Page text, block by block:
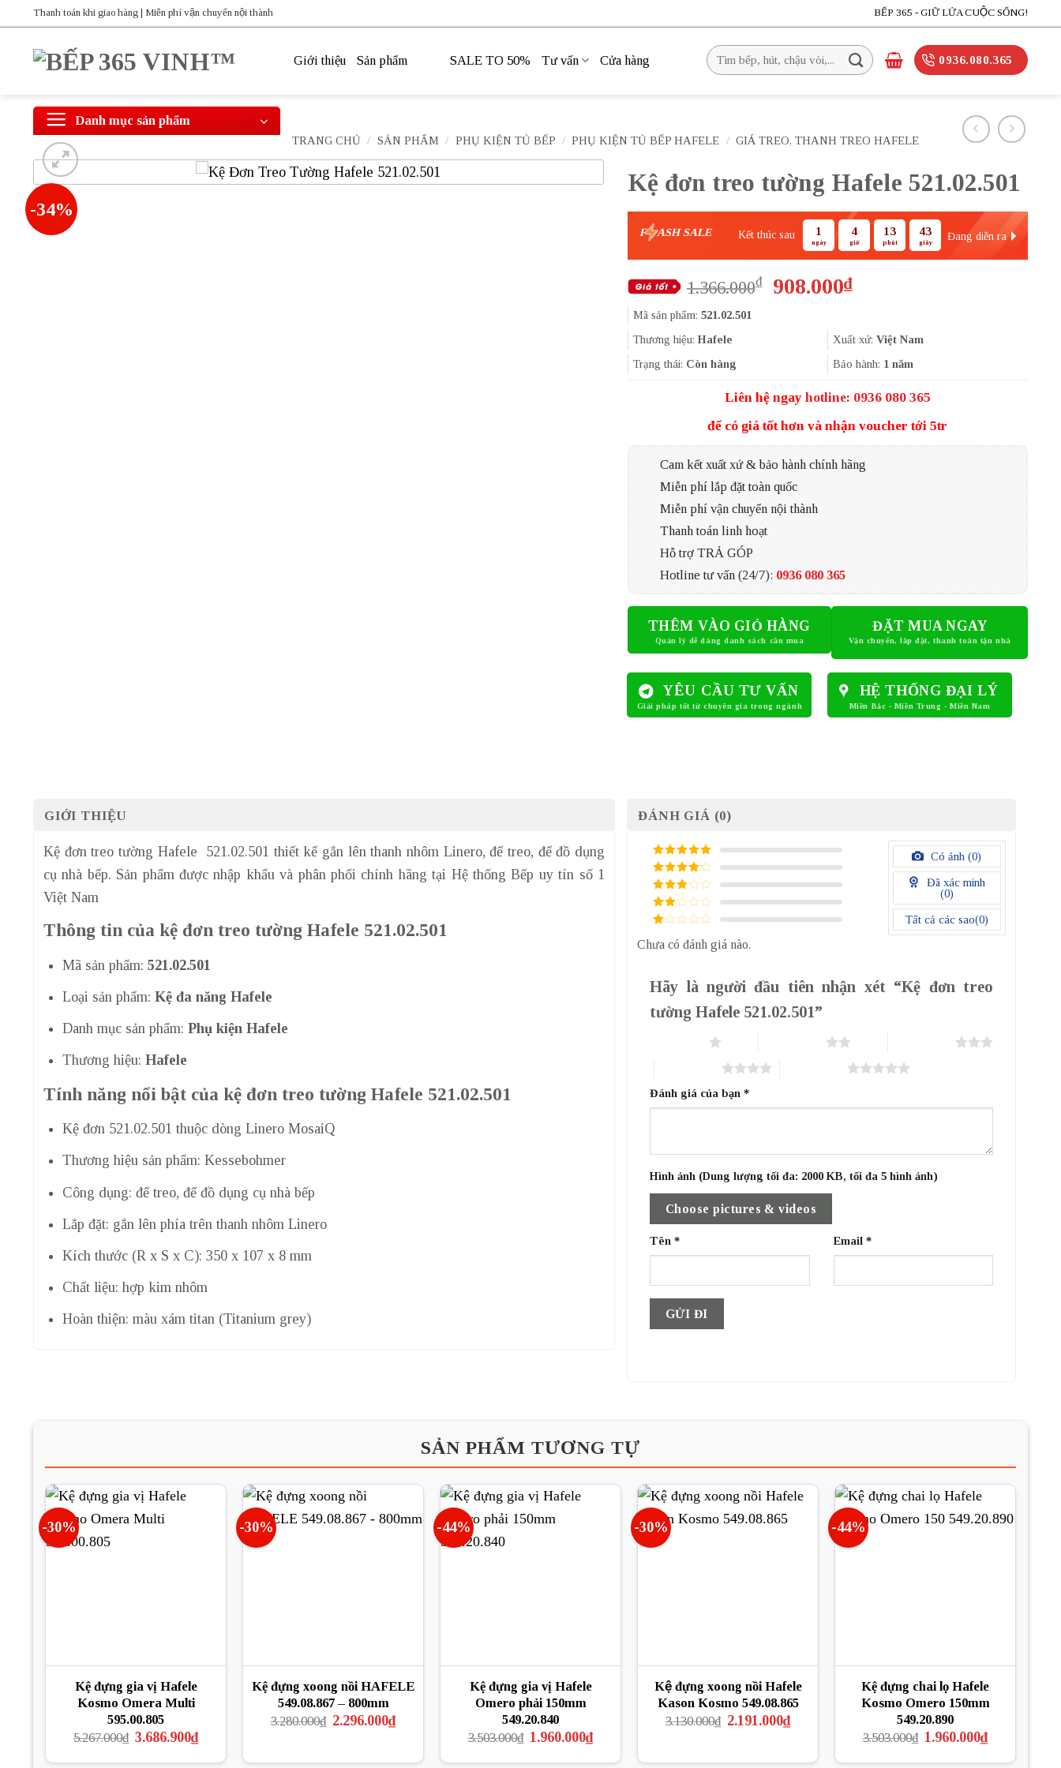
Thanh toán khi giao hàng | Miễn phí vận chuyển nội thành BẾP 365 - GIỮ LỬA CUỘC SỐNG!
Giới thiệu Sản phẩm SALE TO 50% Tư vấn Cửa hàng
Tìm
kiếm:
0936.080.365
Danh mục sản phẩm
TRANG CHỦ / SẢN PHẨM / PHỤ KIỆN TỦ BẾP / PHỤ KIỆN TỦ BẾP HAFELE / GIÁ TREO, THANH TREO HAFELE
-34%
Kệ đơn treo tường Hafele 521.02.501
F ASH SALE Kết thúc sau 1
ngày
4
giờ
13
phút
43
giây
Đang diễn ra
1.366.000₫
Giá
1.366.000₫.
908.000₫Giá
là:
908.000₫.
Mã sản phẩm: 521.02.501
Thương hiệu:Hafele Xuất xứ:Việt Nam
Trạng thái: Còn hàng Bảo hành: 1 năm
Liên hệ ngay hotline: 0936 080 365
để có giá tốt hơn và nhận voucher tới 5tr
Cam kết xuất xứ & bảo hành chính hãng
Miễn phí lắp đặt toàn quốc
Miễn phí vận chuyển nội thành
Thanh toán linh hoạt
Hỗ trợ TRẢ GÓP
Hotline tư vấn (24/7): 0936 080 365
THÊM VÀO GIỎ HÀNG ĐẶT MUA NGAY
YÊU CẦU TƯ VẤN HỆ THỐNG ĐẠI LÝ
GIỚI THIỆU
Kệ đơn treo tường Hafele 521.02.501 thiết kế gắn lên thanh nhôm Linero, để treo, để đồ dụng
cụ nhà bếp. Sản phẩm được nhập khẩu và phân phối chính hãng tại Hệ thống Bếp uy tín số 1
Việt Nam
Thông tin của kệ đơn treo tường Hafele 521.02.501
Mã sản phẩm: 521.02.501
Loại sản phẩm: Kệ đa năng Hafele
Danh mục sản phẩm: Phụ kiện Hafele
Thương hiệu: Hafele
Tính năng nổi bật của kệ đơn treo tường Hafele 521.02.501
Kệ đơn 521.02.501 thuộc dòng Linero MosaiQ
Thương hiệu sản phẩm: Kessebohmer
Công dụng: để treo, để đồ dụng cụ nhà bếp
Lắp đặt: gắn lên phía trên thanh nhôm Linero
Kích thước (R x S x C): 350 x 107 x 8 mm
Chất liệu: hợp kim nhôm
Hoàn thiện: màu xám titan (Titanium grey)
ĐÁNH GIÁ (0)
5/ 5 điểm
4/ 5
điểm
3/ 5
điểm
2/
điểm
/
Có ảnh (0)
Đã xác minh
(0)
Tất cả các sao(0)
Chưa có đánh giá nào.
Hãy là người đầu tiên nhận xét “Kệ đơn treo
tường Hafele 521.02.501”
Đánh giá của bạn*
Hình ảnh (Dung lượng tối đa: 2000 KB, tối đa 5 hình ảnh)
Choose pictures & videos
Tên* Email *
SẢN PHẨM TƯƠNG TỰ
-30%
Kệ đựng gia vị Hafele
Kosmo Omera Multi
595.00.805
5.267.000₫ Giá
là:
3.686.900₫Giá
hiện
tại
-30%
Kệ đựng xoong nồi HAFELE
549.08.867 – 800mm
3.280.000₫ Giá
2.296.000₫Giá
hiện
-44%
Kệ đựng gia vị Hafele
Omero phải 150mm
549.20.840
3.503.000₫ Giá
là:
1.960.000₫Giá
hiện
tại
-30%
Kệ đựng xoong nồi Hafele
Kason Kosmo 549.08.865
3.130.000₫ Giá
2.191.000₫Giá
hiện
-44%
Kệ đựng chai lọ Hafele
Kosmo Omero 150mm
549.20.890
3.503.000₫ Giá
là:
1.960.000₫Giá
hiện
tại